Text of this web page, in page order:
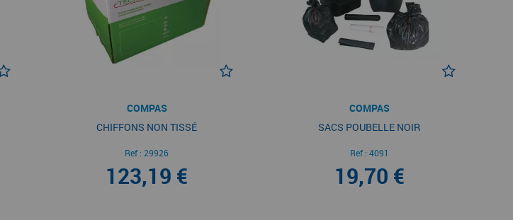
COMPAS
CHIFFONS NON TISSÉ
Ref : 29926
123,19 €
COMPAS
SACS POUBELLE NOIR
Ref : 4091
19,70 €